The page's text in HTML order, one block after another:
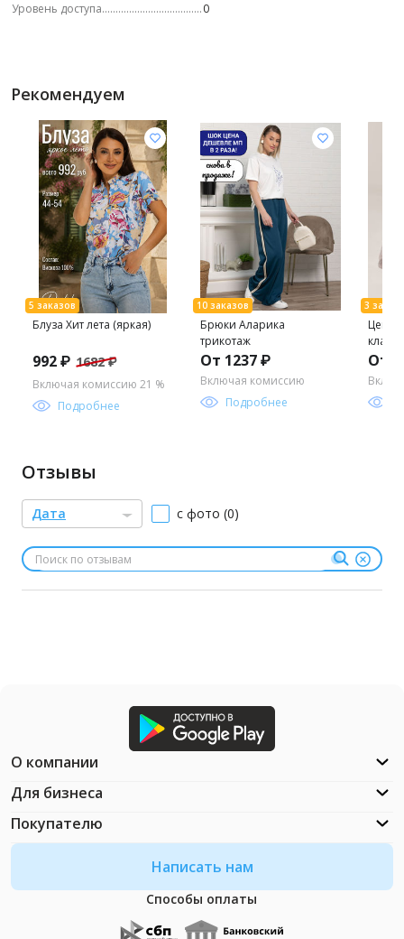
Уровень доступа
0
Рекомендуем
Блуза Хит лета (яркая)
992 ₽ 1682 ₽
Включая комиссию 21 %
Подробнее
Брюки Аларика
трикотаж
От 1237 ₽
Включая комиссию
Подробнее
Цена
18С-
От
Отзывы
Дата с фото (0)
Написать нам
Способы оплаты
О компании
Для бизнеса
Покупателю